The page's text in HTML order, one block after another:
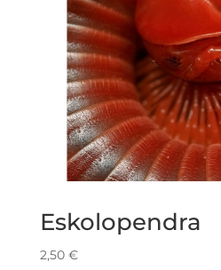
Eskolopendra
2,50 €